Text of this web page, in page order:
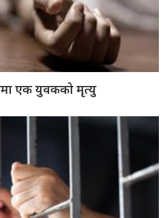
एक युवकको मृत्यु